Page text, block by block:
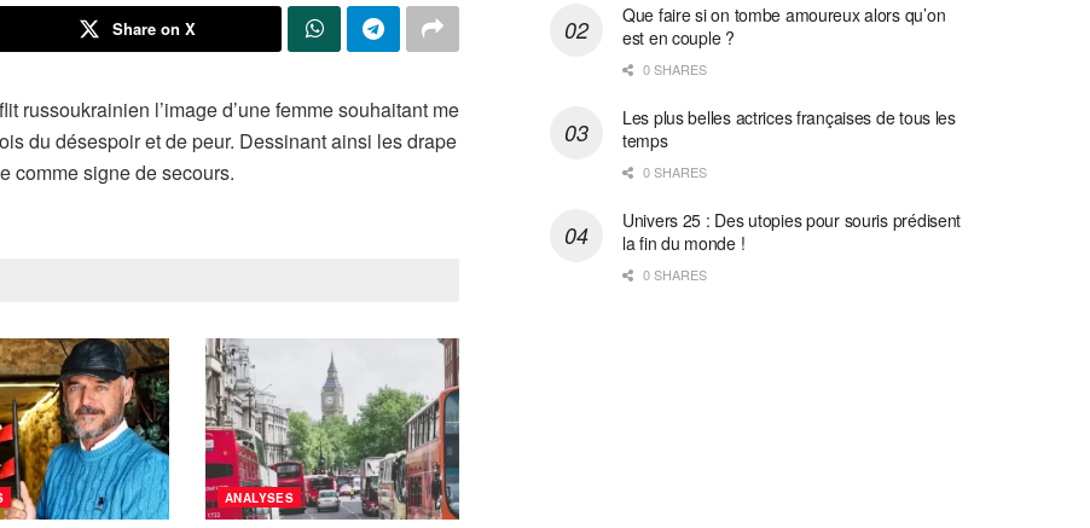
Share on X
russoukrainien l’image d’une femme souhaitant me
du désespoir et de peur. Dessinant ainsi les drape
comme signe de secours.
ANALYSES
Que faire si on tombe amoureux alors qu’on
est en couple ?
0 SHARES
Les plus belles actrices françaises de tous les
temps
0 SHARES
Univers 25 : Des utopies pour souris prédisent
la fin du monde !
0 SHARES